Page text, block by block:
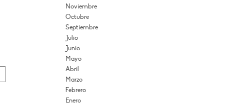
Noviembre
Octubre
Septiembre
Julio
Junio
Mayo
Abril
Marzo
Febrero
Enero